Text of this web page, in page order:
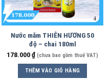
Nước mắm THIÊN HƯƠNG 50
độ – chai 180ml
178.000₫ (chưa bao gồm thuế VAT)
THÊM VÀO GIỎ HÀNG